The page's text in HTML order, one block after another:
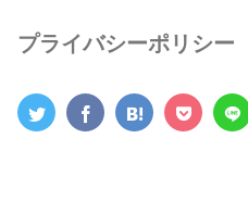
プライバシーポリシー